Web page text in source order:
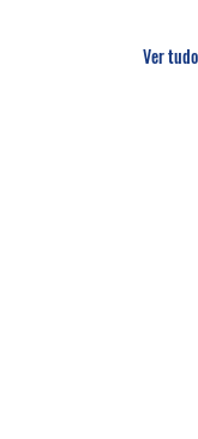
Ver tudo